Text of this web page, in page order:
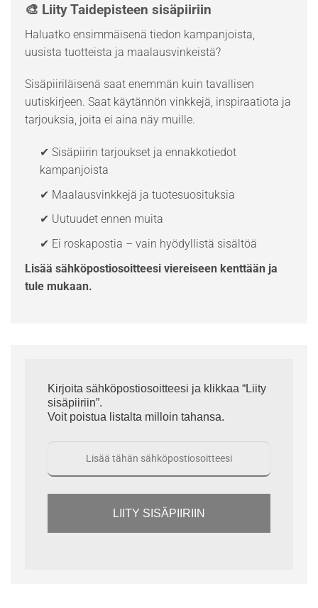
🎨 Liity Taidepisteen sisäpiiriin
Haluatko ensimmäisenä tiedon kampanjoista,
uusista tuotteista ja maalausvinkeistä?
Sisäpiiriläisenä saat enemmän kuin tavallisen
uutiskirjeen. Saat käytännön vinkkejä, inspiraatiota ja
tarjouksia, joita ei aina näy muille.
✔ Sisäpiirin tarjoukset ja ennakkotiedot
kampanjoista
✔ Maalausvinkkejä ja tuotesuosituksia
✔ Uutuudet ennen muita
✔ Ei roskapostia – vain hyödyllistä sisältöä
Lisää sähköpostiosoitteesi viereiseen kenttään ja
tule mukaan.
Kirjoita sähköpostiosoitteesi ja klikkaa “Liity
sisäpiiriin”.
Voit poistua listalta milloin tahansa.
LIITY SISÄPIIRIIN